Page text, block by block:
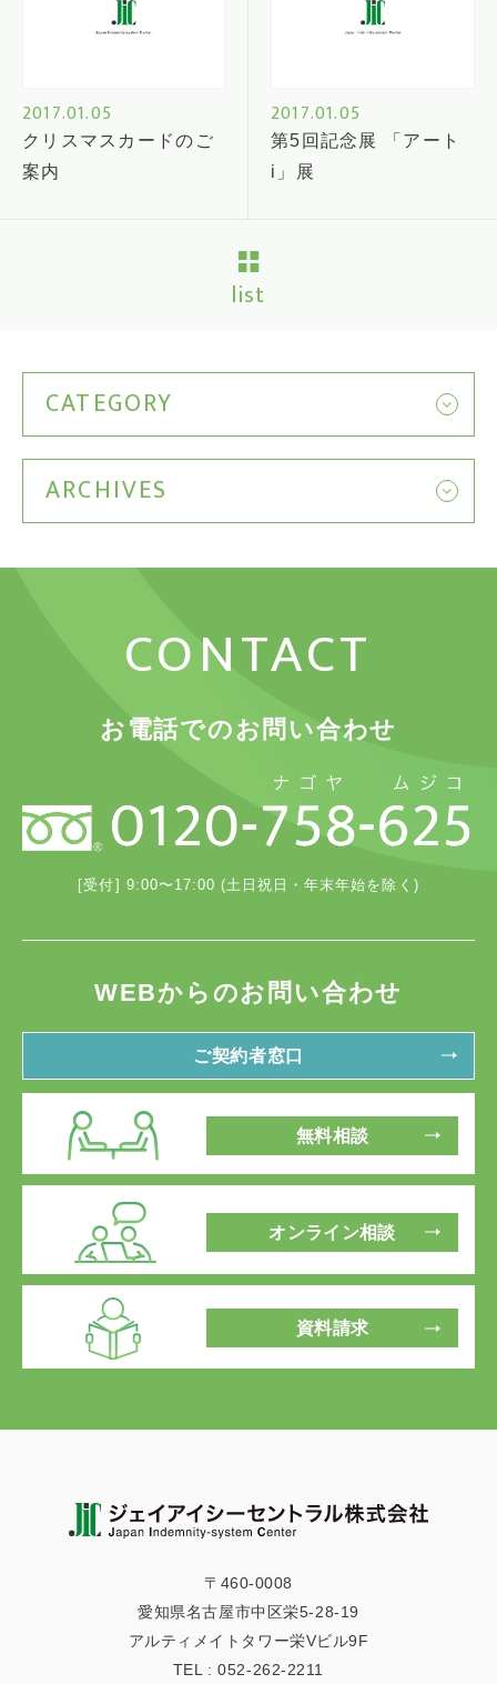
2017.01.05
クリスマスカードのご
案内
2017.01.05
第5回記念展 「アート
i」展
list
CATEGORY
ARCHIVES
CONTACT
お電話でのお問い合わせ
[受付] 9:00〜17:00 (土日祝日・年末年始を除く)
WEBからのお問い合わせ
ご契約者窓口
無料相談
オンライン相談
資料請求
〒460-0008
愛知県名古屋市中区栄5-28-19
アルティメイトタワー栄Vビル9F
TEL :052-262-2211